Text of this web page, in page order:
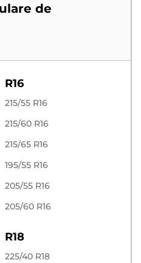
de
R16
215/55 R16
215/60 R16
215/65 R16
195/55 R16
205/55 R16
205/60 R16
R18
225/40 R18